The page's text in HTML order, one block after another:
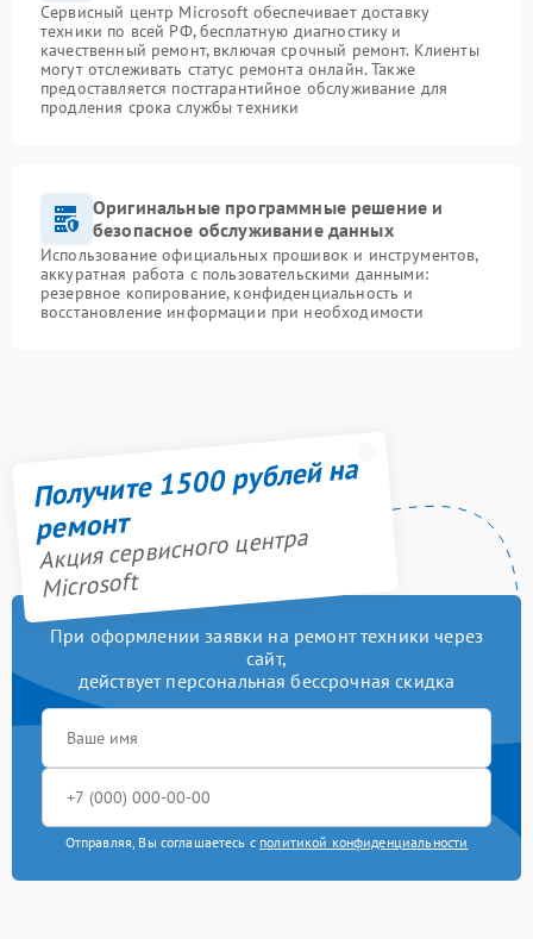
Сервисный центр Microsoft обеспечивает доставку
техники по всей РФ, бесплатную диагностику и
качественный ремонт, включая срочный ремонт. Клиенты
могут отслеживать статус ремонта онлайн. Также
предоставляется постгарантийное обслуживание для
продления срока службы техники
Оригинальные программные решение и
безопасное обслуживание данных
Использование официальных прошивок и инструментов,
аккуратная работа с пользовательскими данными:
резервное копирование, конфиденциальность и
восстановление информации при необходимости
Получите 1500 рублей на
ремонт
Акция сервисного центра
Microsoft
При оформлении заявки на ремонт техники через
сайт,
действует персональная бессрочная скидка
Отправляя, Вы соглашаетесь с политикой конфиденциальности